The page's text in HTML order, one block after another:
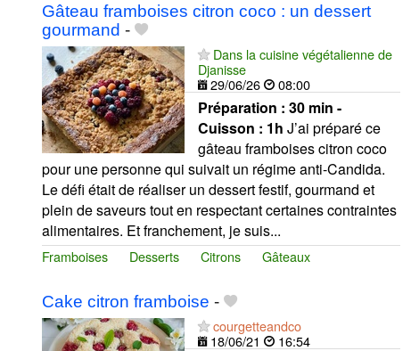
Gâteau framboises citron coco : un dessert
gourmand -
Dans la cuisine végétalienne de
Djanisse
29/06/26
08:00
Préparation : 30 min -
Cuisson : 1h J’ai préparé ce
gâteau framboises citron coco
pour une personne qui suivait un régime anti-Candida.
Le défi était de réaliser un dessert festif, gourmand et
plein de saveurs tout en respectant certaines contraintes
alimentaires. Et franchement, je suis...
Framboises Desserts Citrons Gâteaux
Cake citron framboise -
courgetteandco
18/06/21
16:54